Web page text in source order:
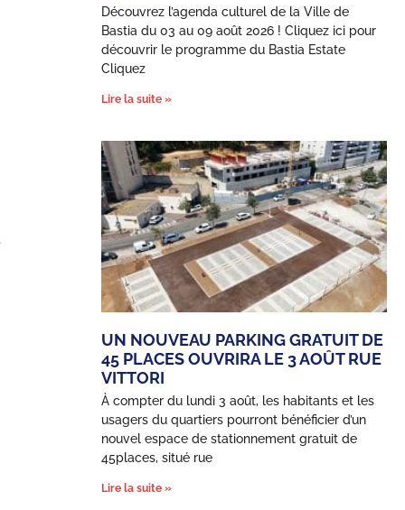
Découvrez l’agenda culturel de la Ville de
Bastia du 03 au 09 août 2026 ! Cliquez ici pour
découvrir le programme du Bastia Estate
Cliquez
Lire la suite »
UN NOUVEAU PARKING GRATUIT DE
45 PLACES OUVRIRA LE 3 AOÛT RUE
VITTORI
À compter du lundi 3 août, les habitants et les
usagers du quartiers pourront bénéficier d’un
nouvel espace de stationnement gratuit de
45places, situé rue
Lire la suite »